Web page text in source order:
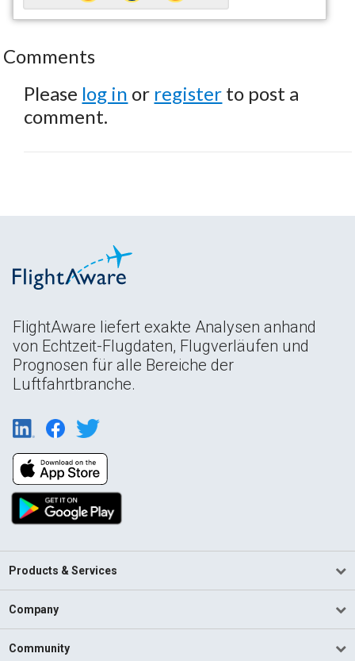
Comments
Please log in or register to post a
comment.
FlightAware liefert exakte Analysen anhand
von Echtzeit-Flugdaten, Flugverläufen und
Prognosen für alle Bereiche der
Luftfahrtbranche.
Products & Services
Company
Community